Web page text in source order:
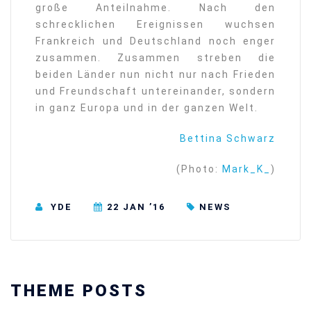
große Anteilnahme. Nach den
schrecklichen Ereignissen wuchsen
Frankreich und Deutschland noch enger
zusammen. Zusammen streben die
beiden Länder nun nicht nur nach Frieden
und Freundschaft untereinander, sondern
in ganz Europa und in der ganzen Welt.
Bettina Schwarz
(Photo: Mark_K_ )
YDE 22 JAN ’16 NEWS
THEME POSTS